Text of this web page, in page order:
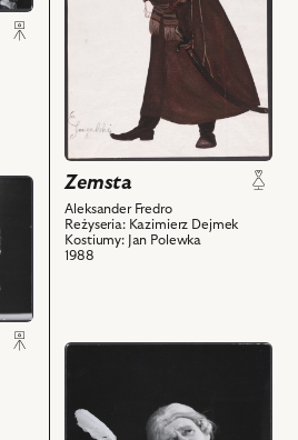
powiązanych
z
nim
obiektów
Zemsta
Aleksander Fredro
Reżyseria: Kazimierz Dejmek
Kostiumy: Jan Polewka
1988
przejdź
Zemsta,